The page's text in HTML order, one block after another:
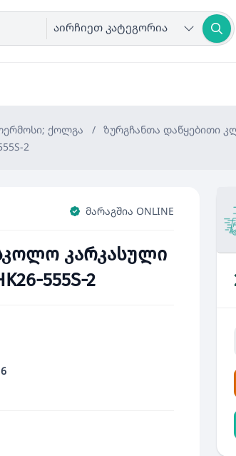
აირჩიეთ კატეგორია
ქოლგა /
ზურგჩანთა დაწყებითი
2
მარაგშია ONLINE
კარკასული
555S-2